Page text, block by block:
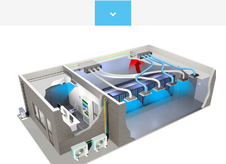
Scroll
to